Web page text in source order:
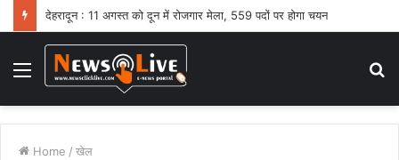
देहरादून : 11 अगस्त को दून में रोजगार मेला, 559 पदों पर होगा चयन
Menu
Home / खेल